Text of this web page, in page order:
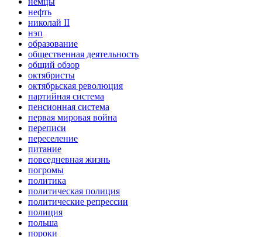
нефть
николай II
нэп
образование
общественная деятельность
общий обзор
октябристы
октябрьская революция
партийная система
пенсионная система
первая мировая война
переписи
переселение
питание
повседневная жизнь
погромы
политика
политическая полиция
политические репрессии
полиция
польша
пороки